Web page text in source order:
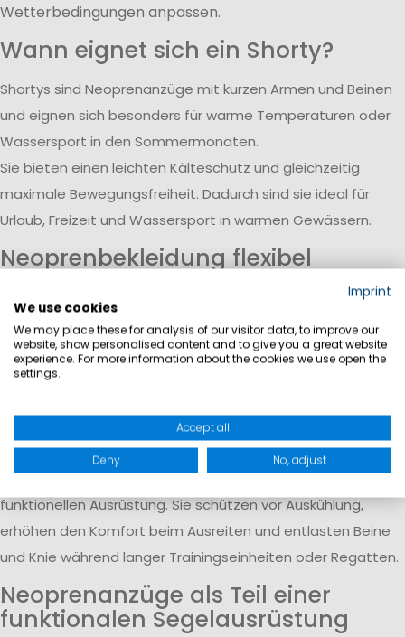
Wetterbedingungen anpassen.
Wann eignet sich ein Shorty?
Shortys sind Neoprenanzüge mit kurzen Armen und Beinen
und eignen sich besonders für warme Temperaturen oder
Wassersport in den Sommermonaten.
Sie bieten einen leichten Kälteschutz und gleichzeitig
maximale Bewegungsfreiheit. Dadurch sind sie ideal für
Urlaub, Freizeit und Wassersport in warmen Gewässern.
Neoprenbekleidung flexibel
Neben kompletten Neoprenanzügen und LongJohns lässt
sich die Ausrüstung durch verschiedene Neopren Add-ons
ergänzen. Neopren Tops bieten zusätzlichen Wärmeschutz,
unterschiedliche Temperaturen anpassen.
Für ambitionierte Dinghy- und Skiff-Segler gehören
außerdem Nierengurte, Hiking Pants und Hiking Pads zur
funktionellen Ausrüstung. Sie schützen vor Auskühlung,
erhöhen den Komfort beim Ausreiten und entlasten Beine
und Knie während langer Trainingseinheiten oder Regatten.
Neoprenanzüge als Teil einer
funktionalen Segelausrüstung
Imprint
We use cookies
We may place these for analysis of our visitor data, to improve our
website, show personalised content and to give you a great website
experience. For more information about the cookies we use open the
settings.
Accept all
Deny No, adjust